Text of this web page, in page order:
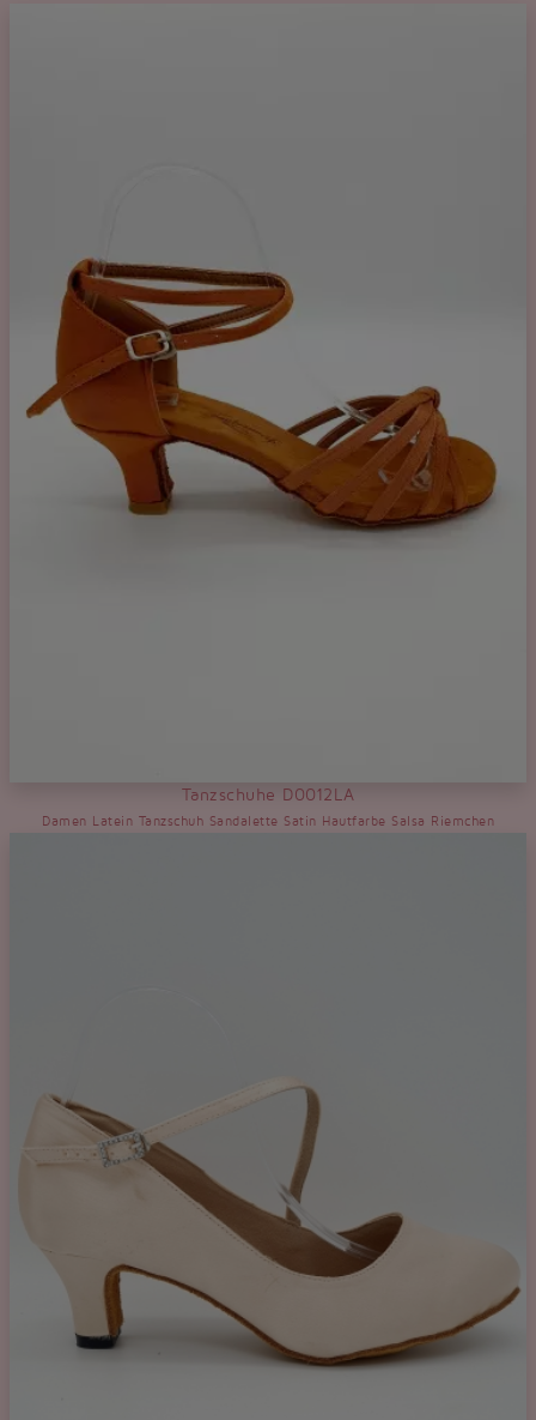
Tanzschuhe D0012LA
Damen Latein Tanzschuh Sandalette Satin Hautfarbe Salsa Riemchen